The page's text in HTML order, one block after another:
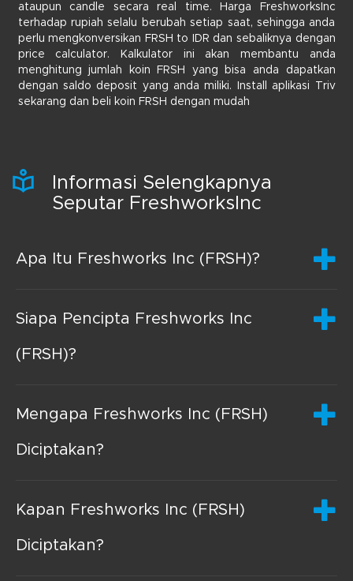
ataupun candle secara real time. Harga FreshworksInc
terhadap rupiah selalu berubah setiap saat, sehingga anda
perlu mengkonversikan FRSH to IDR dan sebaliknya dengan
price calculator. Kalkulator ini akan membantu anda
menghitung jumlah koin FRSH yang bisa anda dapatkan
dengan saldo deposit yang anda miliki. Install aplikasi Triv
sekarang dan beli koin FRSH dengan mudah
Informasi Selengkapnya
Seputar FreshworksInc
Apa Itu Freshworks Inc (FRSH)?
Siapa Pencipta Freshworks Inc
(FRSH)?
Mengapa Freshworks Inc (FRSH)
Diciptakan?
Kapan Freshworks Inc (FRSH)
Diciptakan?